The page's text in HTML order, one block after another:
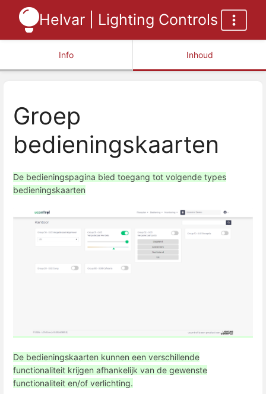
Helvar | Lighting Controls
Info Inhoud
Groep
bedieningskaarten
De bedieningspagina bied toegang tot volgende types
bedieningskaarten
De bedieningskaarten kunnen een verschillende
functionaliteit krijgen afhankelijk van de gewenste
functionaliteit en/of verlichting.